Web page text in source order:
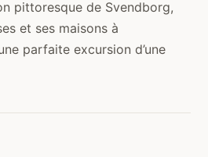
pittoresque de Svendborg,
et ses maisons à
parfaite excursion d’une